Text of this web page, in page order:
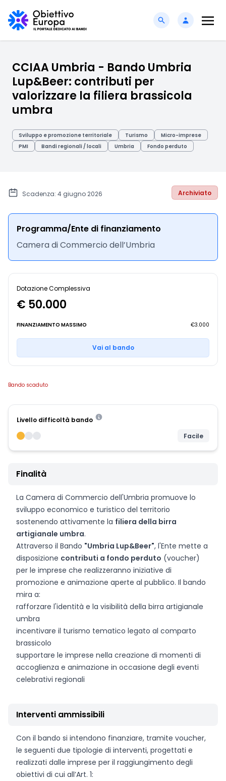
CCIAA Umbria - Bando Umbria
Lup&Beer: contributi per
valorizzare la filiera brassicola
umbra
Sviluppo e promozione territoriale Turismo
Micro-imprese
PMI
Bandi regionali / locali Umbria Fondo perduto
Scadenza: 4 giugno 2026 Archiviato
Programma/Ente di finanziamento
Camera di Commercio dell’Umbria
Dotazione Complessiva
€ 50.000
FINANZIAMENTO MASSIMO €3.000
Vai al bando
Bando scaduto
Livello difficoltà bando
Facile
Finalità
La Camera di Commercio dell'Umbria promuove lo
sviluppo economico e turistico del territorio
sostenendo attivamente la filiera della birra
artigianale umbra.
Attraverso il Bando "Umbria Lup&Beer", l'Ente mette a
disposizione contributi a fondo perduto (voucher)
per le imprese che realizzeranno iniziative di
promozione e animazione aperte al pubblico. Il bando
mira a:
rafforzare l'identità e la visibilità della birra artigianale
umbra
incentivare il turismo tematico legato al comparto
brassicolo
supportare le imprese nella creazione di momenti di
accoglienza e animazione in occasione degli eventi
celebrativi regionali
Interventi ammissibili
Con il bando si intendono finanziare, tramite voucher,
le seguenti due tipologie di interventi, progettati e
realizzati dalle imprese per il raggiungimento degli
obiettivi di cui all’Art. 1: